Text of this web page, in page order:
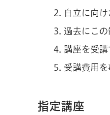
自立に向
過去にこの
講座を受講
受講費用を
指定講座